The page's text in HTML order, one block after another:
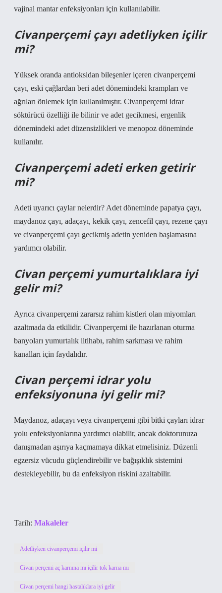
vajinal mantar enfeksiyonları için kullanılabilir.
Civanperçemi çayı adetliyken içilir
mi?
Yüksek oranda antioksidan bileşenler içeren civanperçemi
çayı, eski çağlardan beri adet dönemindeki krampları ve
ağrıları önlemek için kullanılmıştır. Civanperçemi idrar
söktürücü özelliği ile bilinir ve adet gecikmesi, ergenlik
dönemindeki adet düzensizlikleri ve menopoz döneminde
kullanılır.
Civanperçemi adeti erken getirir
mi?
Adeti uyarıcı çaylar nelerdir? Adet döneminde papatya çayı,
maydanoz çayı, adaçayı, kekik çayı, zencefil çayı, rezene çayı
ve civanperçemi çayı gecikmiş adetin yeniden başlamasına
yardımcı olabilir.
Civan perçemi yumurtalıklara iyi
gelir mi?
Ayrıca civanperçemi zararsız rahim kistleri olan miyomları
azaltmada da etkilidir. Civanperçemi ile hazırlanan oturma
banyoları yumurtalık iltihabı, rahim sarkması ve rahim
kanalları için faydalıdır.
Civan perçemi idrar yolu
enfeksiyonuna iyi gelir mi?
Maydanoz, adaçayı veya civanperçemi gibi bitki çayları idrar
yolu enfeksiyonlarına yardımcı olabilir, ancak doktorunuza
danışmadan aşırıya kaçmamaya dikkat etmelisiniz. Düzenli
egzersiz vücudu güçlendirebilir ve bağışıklık sistemini
destekleyebilir, bu da enfeksiyon riskini azaltabilir.
Tarih: Makaleler
Adetliyken civanperçemi içilir mi
Civan perçemi aç karnına mı içilir tok karna mı
Civan perçemi hangi hastalıklara iyi gelir